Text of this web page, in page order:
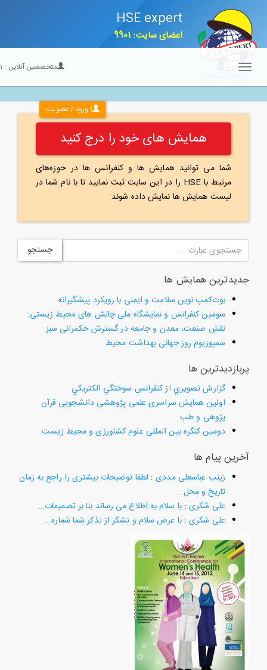
HSE expert
اعضای سایت: 9901
| ورود / عضویت
متخصصین آنلاین :21
Toggle
navigation
همایش های خود را درج کنید
شما می توانید همایش ها و کنفرانس ها در حوزه‌های
مرتبط با HSE را در این سایت ثبت نمایید تا با نام شما در
لیست همایش ها نمایش داده شوند.
جستجو
جدیدترین همایش ها
بوت‌کمپ نوین سلامت و ایمنی با رویکرد پیشگیرانه
سومین کنفرانس و نمایشگاه ملی چالش های محیط زیستی:
نقش صنعت، معدن و جامعه در گسترش حکمرانی سبز
سمپوزیوم روز جهانی بهداشت محیط
پربازدیدترین ها
گزارش تصويري از كنفرانس سوختگي الكتريكي
اولین همایش سراسری علمی پژوهشی دانشجویی قرآن
پژوهی و طب
دومین کنگره بین المللی علوم کشاورزی و محیط زیست
آخرین پیام ها
زینب عباسعلی مددی:لطفا توضیحات بیشتری را راجع به زمان
تاریخ و محل...
علی شکری:با سلام به اطلاع می رساند بنا بر تصمیمات...
علی شکری:با عرض سلام و تشکر از تذکر شما شماره...